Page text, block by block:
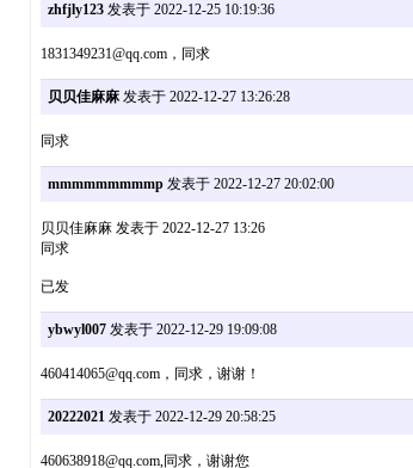
zhfjly123发表于 2022-12-25 10:19:36
1831349231@qq.com，同求
贝贝佳麻麻发表于 2022-12-27 13:26:28
同求
mmmmmmmmmp发表于 2022-12-27 20:02:00
贝贝佳麻麻 发表于 2022-12-27 13:26
同求
已发
ybwyl007发表于 2022-12-29 19:09:08
460414065@qq.com，同求，谢谢！
20222021发表于 2022-12-29 20:58:25
460638918@qq.com,同求，谢谢您